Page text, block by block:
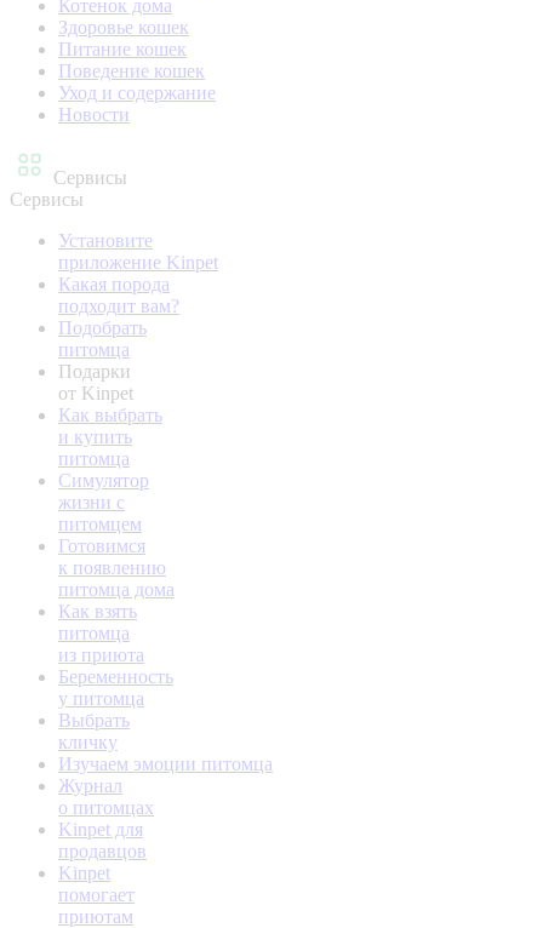
Котенок дома
Здоровье кошек
Питание кошек
Поведение кошек
Уход и содержание
Новости
Сервисы
Сервисы
Установите
приложение Kinpet
Какая порода
подходит вам?
Подобрать
питомца
Подарки
от Kinpet
Как выбрать
и купить
питомца
Симулятор
жизни с
питомцем
Готовимся
к появлению
питомца дома
Как взять
питомца
из приюта
Беременность
у питомца
Выбрать
кличку
Изучаем эмоции питомца
Журнал
о питомцах
Kinpet для
продавцов
Kinpet
помогает
приютам